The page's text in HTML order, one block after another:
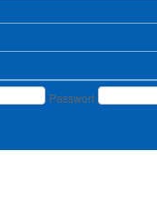
Passwort